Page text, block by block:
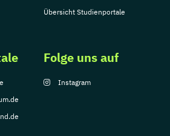
Übersicht Studienportale
Folge uns auf
Instagram